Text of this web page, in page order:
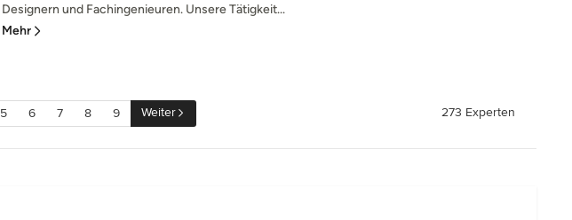
Designern und Fachingenieuren. Unsere Tätigkeit...
Mehr
5 6 7 8 9 Weiter 273 Experten